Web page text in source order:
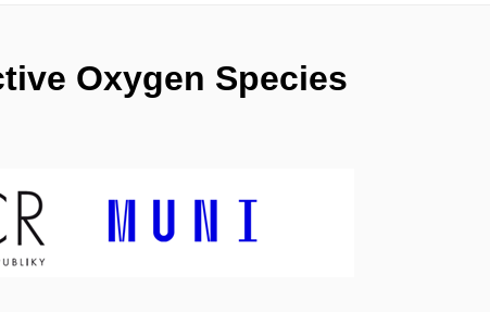
Oxygen Species